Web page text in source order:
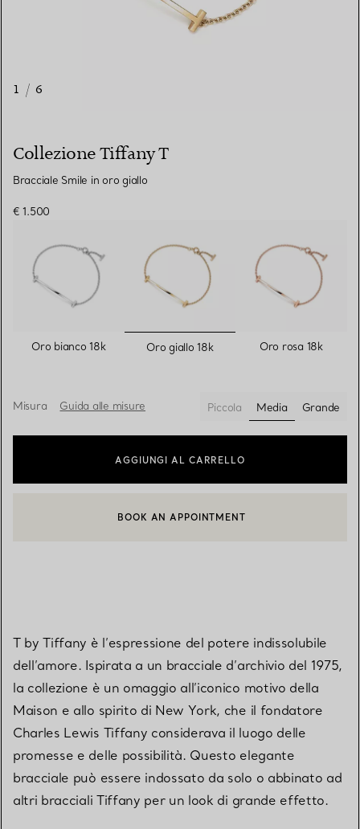
1 / 6
Collezione Tiffany T
Bracciale Smile in oro giallo
€ 1.500
Oro bianco 18k selezionato/i
Oro giallo 18k Oro rosa 18k
Misura Guida alle misure Piccola
Media
selezionato/i
Grande
AGGIUNGI AL CARRELLO
CONTATTA UN CONSULENTE CLIENTI O PRENOTA UN
BOOK AN APPOINTMENT
T by Tiffany è l’espressione del potere indissolubile
dell’amore. Ispirata a un bracciale d’archivio del 1975,
la collezione è un omaggio all’iconico motivo della
Maison e allo spirito di New York, che il fondatore
Charles Lewis Tiffany considerava il luogo delle
promesse e delle possibilità. Questo elegante
bracciale può essere indossato da solo o abbinato ad
altri bracciali Tiffany per un look di grande effetto.